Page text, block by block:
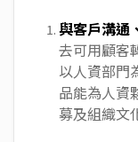
與客戶溝通
去可用顧客
以人資部門
品能為人資
募及組織文